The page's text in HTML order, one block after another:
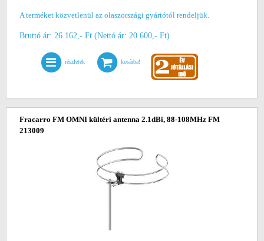
A terméket közvetlenül az olaszországi gyártótól rendeljük.
Bruttó ár: 26.162,- Ft (Nettó ár: 20.600,- Ft)
részletek kosárba!
Fracarro FM OMNI kültéri antenna 2.1dBi, 88-108MHz FM
213009